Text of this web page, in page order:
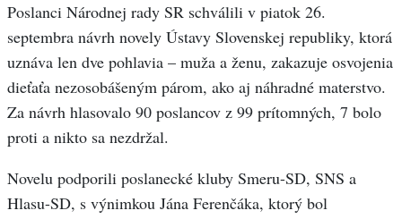
Poslanci Národnej rady SR schválili v piatok 26.
septembra návrh novely Ústavy Slovenskej republiky, ktorá
uznáva len dve pohlavia – muža a ženu, zakazuje osvojenia
dieťaťa nezosobášeným párom, ako aj náhradné materstvo.
Za návrh hlasovalo 90 poslancov z 99 prítomných, 7 bolo
proti a nikto sa nezdržal.
Novelu podporili poslanecké kluby Smeru-SD, SNS a
Hlasu-SD, s výnimkou Jána Ferenčáka, ktorý bol